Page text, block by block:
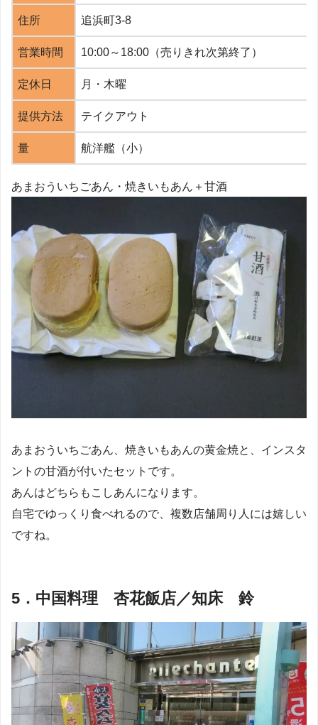
住所 追浜町3-8
営業時間 10:00～18:00（売りきれ次第終了）
定休日 月・木曜
提供方法 テイクアウト
量 航洋艦（小）
あまおういちごあん・焼きいもあん＋甘酒
あまおういちごあん、焼きいもあんの黄金焼と、インスタ
ントの甘酒が付いたセットです。
あんはどちらもこしあんになります。
自宅でゆっくり食べれるので、複数店舗周り人には嬉しい
ですね。
5．中国料理 杏花飯店／知床 鈴